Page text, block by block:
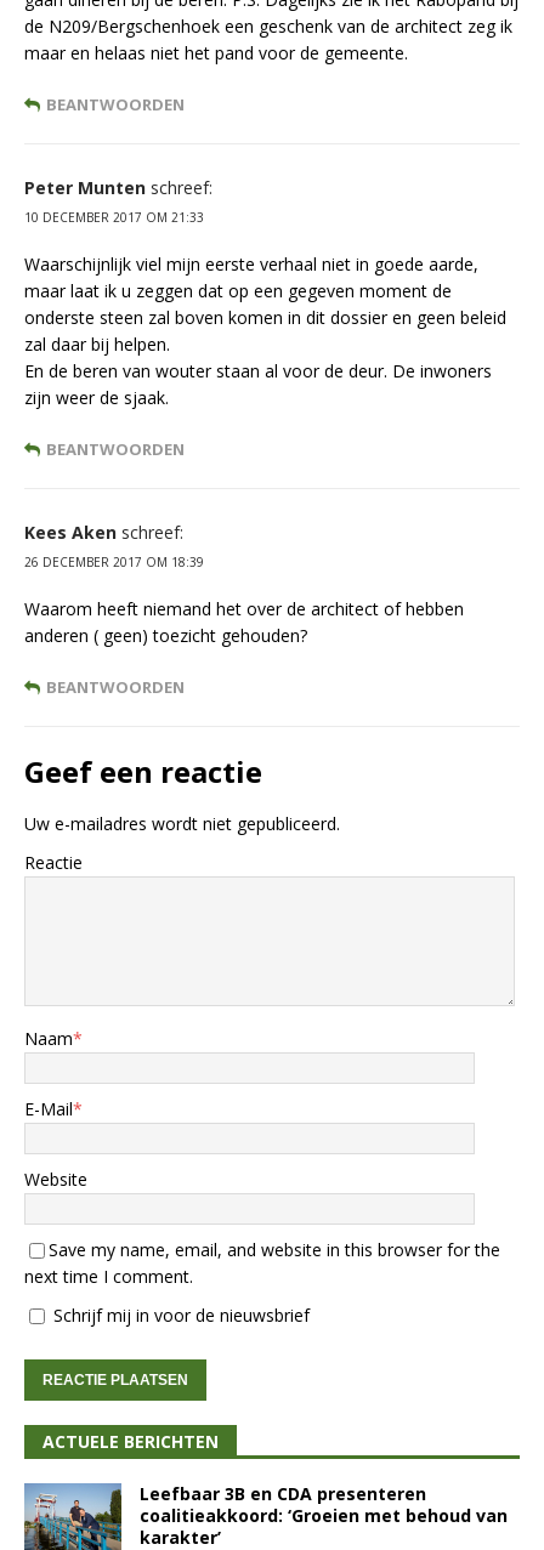
de N209/Bergschenhoek een geschenk van de architect zeg ik
maar en helaas niet het pand voor de gemeente.
BEANTWOORDEN
Peter Munten schreef:
10 DECEMBER 2017 OM 21:33
Waarschijnlijk viel mijn eerste verhaal niet in goede aarde,
maar laat ik u zeggen dat op een gegeven moment de
onderste steen zal boven komen in dit dossier en geen beleid
zal daar bij helpen.
En de beren van wouter staan al voor de deur. De inwoners
zijn weer de sjaak.
BEANTWOORDEN
Kees Aken schreef:
26 DECEMBER 2017 OM 18:39
Waarom heeft niemand het over de architect of hebben
anderen ( geen) toezicht gehouden?
BEANTWOORDEN
Geef een reactie
Uw e-mailadres wordt niet gepubliceerd.
Reactie
Naam*
E-Mail*
Website
Save my name, email, and website in this browser for the
next time I comment.
Schrijf mij in voor de nieuwsbrief
ACTUELE BERICHTEN
Leefbaar 3B en CDA presenteren
coalitieakkoord: ‘Groeien met behoud van
karakter’